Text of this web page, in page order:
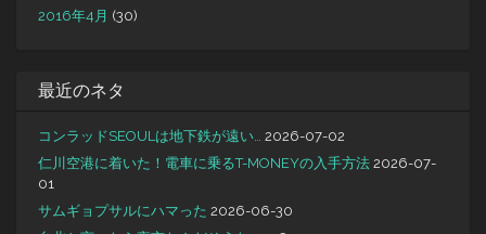
2016年4月 (30)
最近のネタ
コンラッドSEOULは地下鉄が遠い…
2026-07-02
仁川空港に着いた！電車に乗るT-MONEYの入手方法 2026-07-
01
サムギョプサルにハマった 2026-06-30